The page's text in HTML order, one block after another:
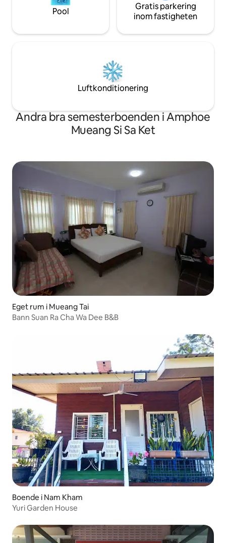
Pool
Gratis parkering
inom fastigheten
Luftkonditionering
Andra bra semesterboenden i Amphoe
Mueang Si Sa Ket
Eget rum i Mueang Tai
Bann Suan Ra Cha Wa Dee B&B
Boende i Nam Kham
Yuri Garden House